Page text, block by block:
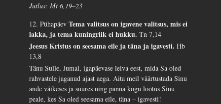
Jutlus: Mt 6,19–23
12. PühapäevTema valitsus on igavene valitsus, mis ei
lakka, ja tema kuningriik ei hukku.Tn 7,14
Jeesus Kristus on seesama eile ja täna ja igavesti.Hb
13,8
Tänu Sulle, Jumal, igapäevase leiva eest, mida Sa oled
rahvastele jaganud ajast aega. Aita meil väärtustada Sinu
ande väikeses ja suures ning panna kogu lootus Sinu
peale, kes Sa oled seesama eile, täna – igavesti!